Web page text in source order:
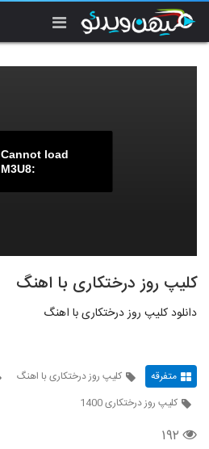
Cannot load
M3U8:
کلیپ روز درختکاری با اهنگ
دانلود کلیپ روز درختکاری با اهنگ
متفرقه کلیپ روز درختکاری با اهنگ
کلیپ روز درختکاری 1400
۱۹۲